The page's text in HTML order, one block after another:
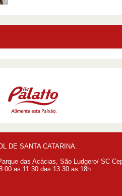
DE SANTA CATARINA.
das Acácias, São Ludgero/ SC
as 11:30 das 13:30 as 18h